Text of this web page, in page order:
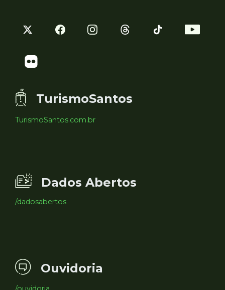
TurismoSantos
TurismoSantos.com.br
Dados Abertos
/dadosabertos
Ouvidoria